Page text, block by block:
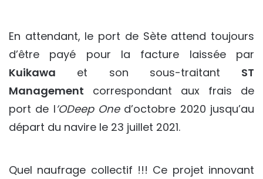
En attendant, le port de Sète attend toujours
d’être payé pour la facture laissée par
Kuikawa et son sous-traitant ST
Management correspondant aux frais de
port de l’ODeep Oned’octobre 2020 jusqu’au
départ du navire le 23 juillet 2021.
Quel naufrage collectif !!! Ce projet innovant